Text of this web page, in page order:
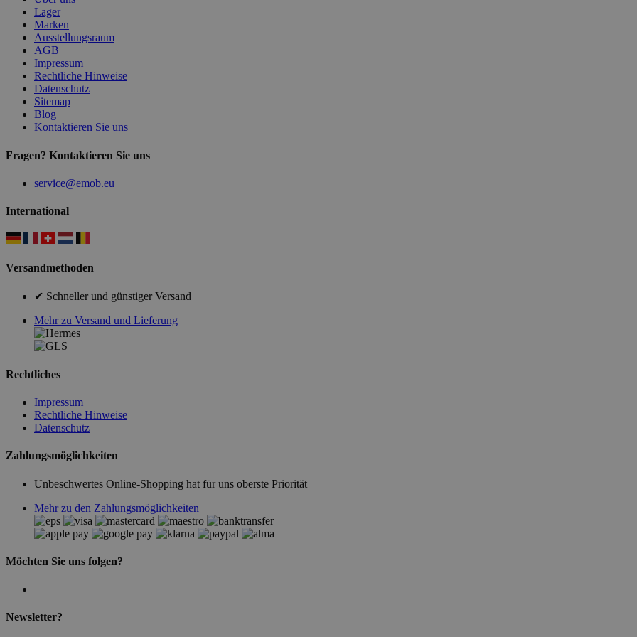
Lager
Marken
Ausstellungsraum
AGB
Impressum
Rechtliche Hinweise
Datenschutz
Sitemap
Blog
Kontaktieren Sie uns
Fragen? Kontaktieren Sie uns
service@emob.eu
International
Versandmethoden
✔ Schneller und günstiger Versand
Mehr zu Versand und Lieferung
Rechtliches
Impressum
Rechtliche Hinweise
Datenschutz
Zahlungsmöglichkeiten
Unbeschwertes Online-Shopping hat für uns oberste Priorität
Mehr zu den Zahlungsmöglichkeiten
Möchten Sie uns folgen?
Newsletter?